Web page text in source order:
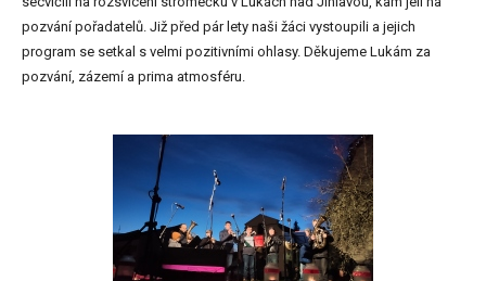
pozvání pořadatelů. Již před pár lety naši žáci vystoupili a jejich
program se setkal s velmi pozitivními ohlasy. Děkujeme Lukám za
pozvání, zázemí a prima atmosféru.